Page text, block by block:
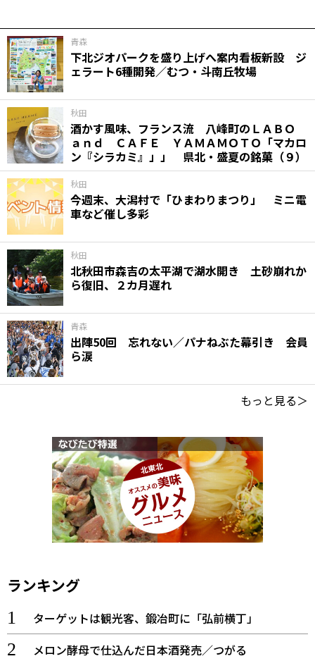
青森
下北ジオパークを盛り上げへ案内看板新設 ジ
ェラート6種開発／むつ・斗南丘牧場
秋田
酒かす風味、フランス流 八峰町のＬＡＢＯ
ａｎｄ ＣＡＦＥ ＹＡＭＡＭＯＴＯ「マカロ
ン『シラカミ』」」 県北・盛夏の銘菓（９）
秋田
今週末、大潟村で「ひまわりまつり」 ミニ電
車など催し多彩
秋田
北秋田市森吉の太平湖で湖水開き 土砂崩れか
ら復旧、２カ月遅れ
青森
出陣50回 忘れない／パナねぶた幕引き 会員
ら涙
もっと見る＞
ランキング
ターゲットは観光客、鍛冶町に「弘前横丁」
メロン酵母で仕込んだ日本酒発売／つがる